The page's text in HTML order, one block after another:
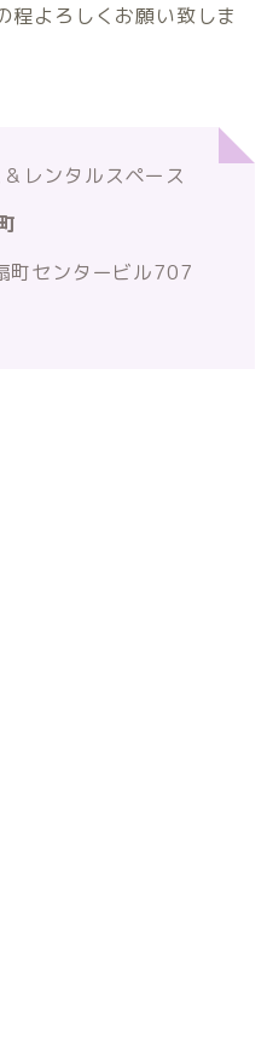
程よろしくお願い致しま
レンタルスペース
町センタービル707